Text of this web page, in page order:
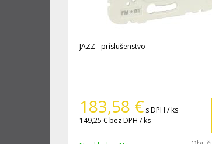
JAZZ - príslušenstvo
183,58 € s DPH / ks
149,25 €bez DPH / ks